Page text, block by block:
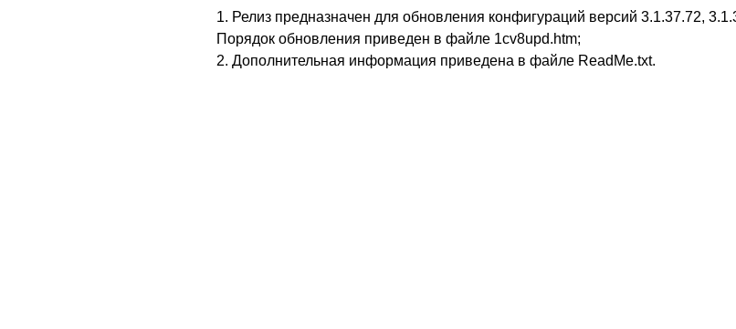
1. Релиз предназначен для обновления конфигураций версий 3.1.37.72,
Порядок обновления приведен в файле 1cv8upd.htm;
2. Дополнительная информация приведена в файле ReadMe.txt.